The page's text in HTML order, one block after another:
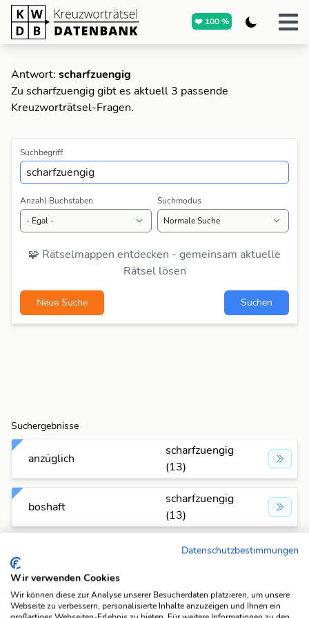
❤️ 100 %
Antwort: scharfzuengig
Zu scharfzuengig gibt es aktuell 3 passende
Kreuzworträtsel-Fragen.
Suchbegriff
Anzahl Buchstaben Suchmodus
🧩 Rätselmappen entdecken - gemeinsam aktuelle
Rätsel lösen
Neue Suche Suchen
Suchergebnisse
anzüglich
scharfzuengig
(13)
boshaft
scharfzuengig
(13)
scharfzuengig
Suchfunktionen
Datenschutzbestimmungen
Wir verwenden Cookies
Wir können diese zur Analyse unserer Besucherdaten platzieren, um unsere
Webseite zu verbessern, personalisierte Inhalte anzuzeigen und Ihnen ein